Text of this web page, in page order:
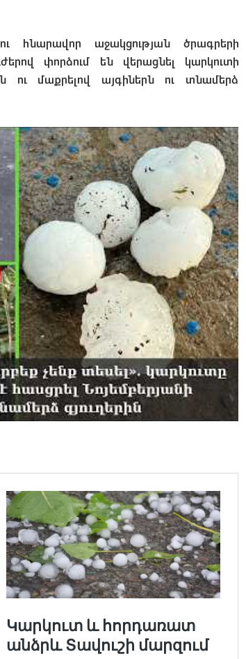
հնարավոր աջակցության ծրագրերի
փորձում են վերացնել կարկուտի
ու մաքրելով այգիներն ու տնամերձ